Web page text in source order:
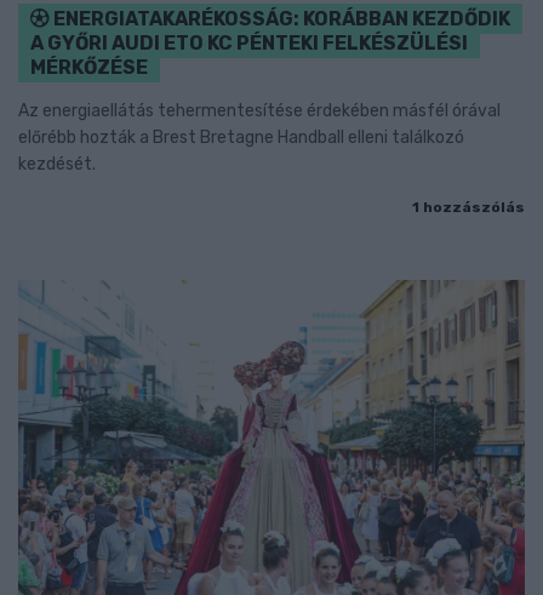
ENERGIATAKARÉKOSSÁG: KORÁBBAN KEZDŐDIK
A GYŐRI AUDI ETO KC PÉNTEKI FELKÉSZÜLÉSI
MÉRKŐZÉSE
Az energiaellátás tehermentesítése érdekében másfél órával
előrébb hozták a Brest Bretagne Handball elleni találkozó
kezdését.
1 hozzászólás